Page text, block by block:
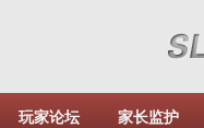
玩家论坛 家长监护